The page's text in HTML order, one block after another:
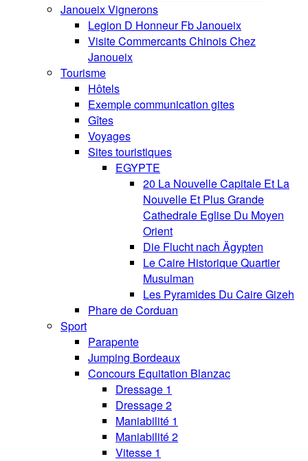
Janoueix Vignerons
Legion D Honneur Fb Janoueix
Visite Commercants Chinois Chez
Janoueix
Tourisme
Hôtels
Exemple communication gites
Gîtes
Voyages
Sites touristiques
EGYPTE
20 La Nouvelle Capitale Et La
Nouvelle Et Plus Grande
Cathedrale Eglise Du Moyen
Orient
Die Flucht nach Ägypten
Le Caire Historique Quartier
Musulman
Les Pyramides Du Caire Gizeh
Phare de Corduan
Sport
Parapente
Jumping Bordeaux
Concours Equitation Blanzac
Dressage 1
Dressage 2
Maniabilité 1
Maniabilité 2
Vitesse 1